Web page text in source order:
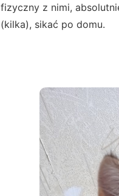
fizyczny z nimi,
(kilka), sikać po domu.